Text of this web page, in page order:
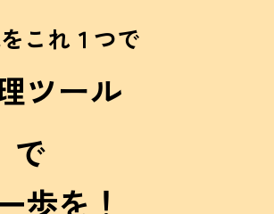
これ１つで
ツール
で
歩を！